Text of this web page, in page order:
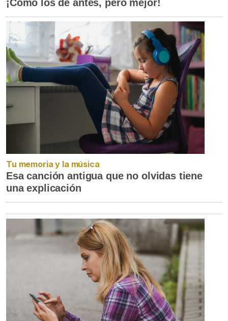
¡Cómo los de antes, pero mejor!
Tu memoria y la música
Esa canción antigua que no olvidas tiene
una explicación